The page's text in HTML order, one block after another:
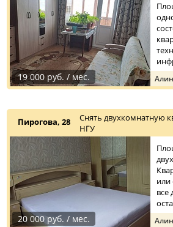
19 000 руб. / мес.
Пирогова, 28
Снять двухкомнатную
НГУ
20 000 руб. / мес.
или
все